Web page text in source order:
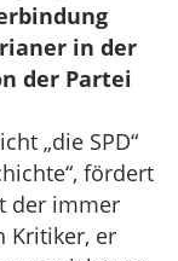
in der
der Partei
„die SPD“
fördert
der immer
Kritiker, er